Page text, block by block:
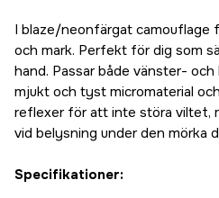
595 kr
I blaze/neonfärgat camouflage
och mark. Perfekt för dig som
hand. Passar både vänster-
mjukt och tyst micromaterial
reflexer för att inte störa viltet,
vid belysning under den mörka
Specifikationer: